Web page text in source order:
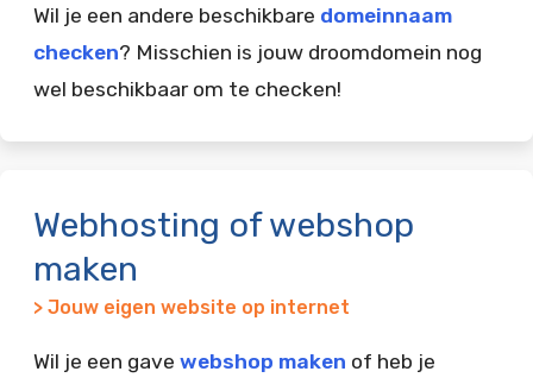
Wil je een andere beschikbare domeinnaam
checken? Misschien is jouw droomdomein nog
wel beschikbaar om te checken!
Webhosting of webshop
maken
> Jouw eigen website op internet
Wil je een gave webshop maken of heb je